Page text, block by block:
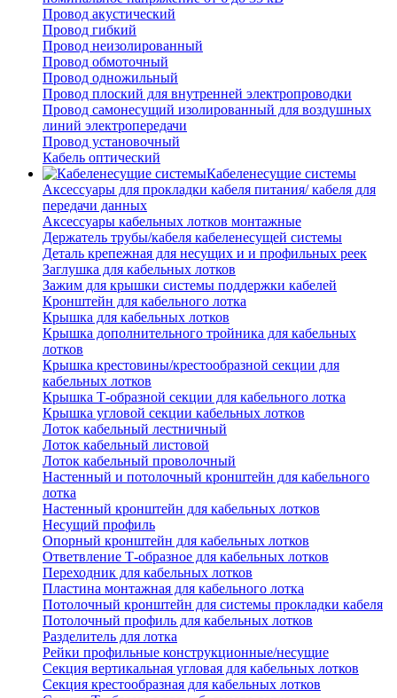
Провод акустический
Провод гибкий
Провод неизолированный
Провод обмоточный
Провод одножильный
Провод плоский для внутренней электропроводки
Провод самонесущий изолированный для воздушных
линий электропередачи
Провод установочный
Кабель оптический
Кабеленесущие системы
Аксессуары для прокладки кабеля питания/ кабеля для
передачи данных
Аксессуары кабельных лотков монтажные
Держатель трубы/кабеля кабеленесущей системы
Деталь крепежная для несущих и и профильных реек
Заглушка для кабельных лотков
Зажим для крышки системы поддержки кабелей
Кронштейн для кабельного лотка
Крышка для кабельных лотков
Крышка дополнительного тройника для кабельных
лотков
Крышка крестовины/крестообразной секции для
кабельных лотков
Крышка Т-образной секции для кабельного лотка
Крышка угловой секции кабельных лотков
Лоток кабельный лестничный
Лоток кабельный листовой
Лоток кабельный проволочный
Настенный и потолочный кронштейн для кабельного
лотка
Настенный кронштейн для кабельных лотков
Несущий профиль
Опорный кронштейн для кабельных лотков
Ответвление Т-образное для кабельных лотков
Переходник для кабельных лотков
Пластина монтажная для кабельного лотка
Потолочный кронштейн для системы прокладки кабеля
Потолочный профиль для кабельных лотков
Разделитель для лотка
Рейки профильные конструкционные/несущие
Секция вертикальная угловая для кабельных лотков
Секция крестообразная для кабельных лотков